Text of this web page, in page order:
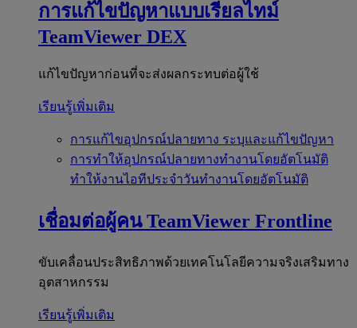
การแก้ไขปัญหาแบบเรียลไทม์
TeamViewer DEX
แก้ไขปัญหาก่อนที่จะส่งผลกระทบต่อผู้ใช้
เรียนรู้เพิ่มเติม
การแก้ไขอุปกรณ์ปลายทาง ระบุและแก้ไขปัญหา
การทำให้อุปกรณ์ปลายทางทำงานโดยอัตโนมัติ
ทำให้งานไอทีประจำวันทำงานโดยอัตโนมัติ
เชื่อมต่อผู้คน TeamViewer Frontline
ขับเคลื่อนประสิทธิภาพด้วยเทคโนโลยีความจริงเสริมทาง
อุตสาหกรรม
เรียนรู้เพิ่มเติม